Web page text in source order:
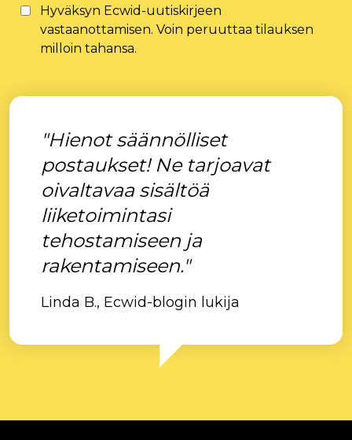
Hyväksyn Ecwid-uutiskirjeen
vastaanottamisen. Voin peruuttaa tilauksen
milloin tahansa.
"Hienot säännölliset
postaukset! Ne tarjoavat
oivaltavaa sisältöä
liiketoimintasi
tehostamiseen ja
rakentamiseen."
Linda B., Ecwid-blogin lukija